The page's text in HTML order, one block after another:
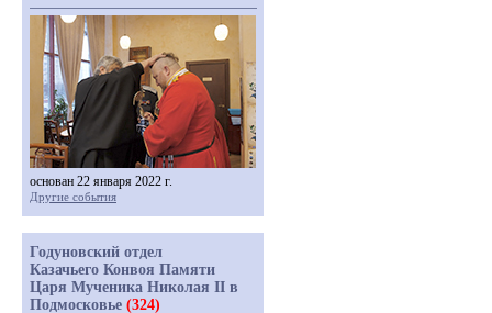
основан 22 января 2022 г.
Другие события
Годуновский отдел
Казачьего Конвоя Памяти
Царя Мученика Николая II в
Подмосковье (324)